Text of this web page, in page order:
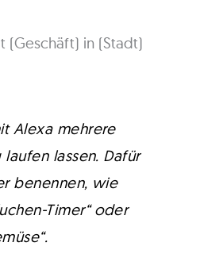
(Geschäft) in (Stadt)
Alexa mehrere
lassen. Dafür
benennen, wie
Timer“ oder